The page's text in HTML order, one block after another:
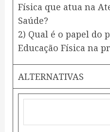
Física que atua na
Saúde?
2) Qual é o papel do
Educação Física na
ALTERNATIVAS